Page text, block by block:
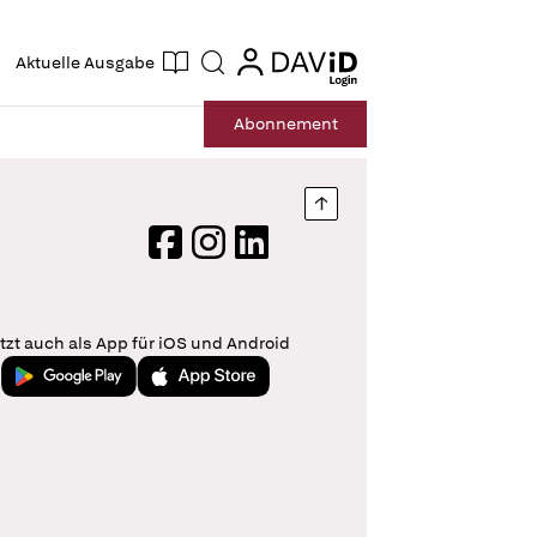
Aktuelle Ausgabe Suche login
login
Abonnement
Nach oben springen
FacebookInstagram
LinkedIn
auch als App für iOS und Android
Jetzt bei Google PlayLaden im App Store